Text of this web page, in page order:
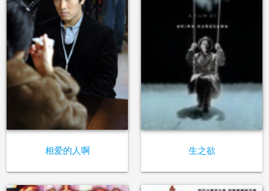
相爱的人啊 生之欲